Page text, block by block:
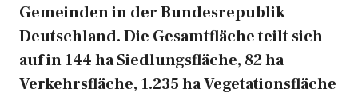
Gemeinden in der Bundesrepublik
Deutschland. Die Gesamtfläche teilt sich
auf in 144 ha Siedlungsfläche, 82 ha
Verkehrsfläche, 1.235 ha Vegetationsfläche